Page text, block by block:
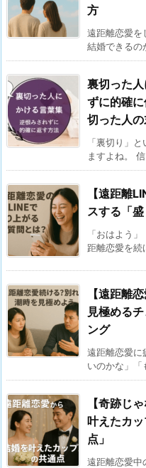
方
遠距離恋愛を
結婚できる
裏切った
ずに的確
切った人の
「裏切り」
ますよね。
【遠距離
スする「
「おはよう
距離恋愛を続
【遠距離
見極める
ング
遠距離恋愛に
いのかな」「
【奇跡じ
叶えたカ
点」
遠距離恋愛中